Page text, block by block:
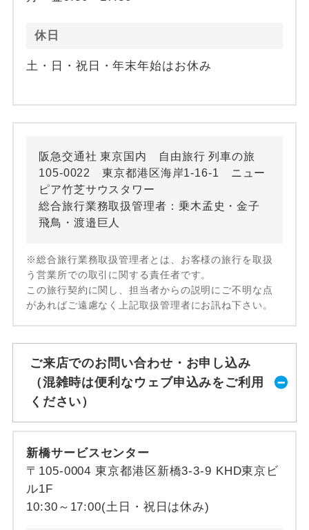
休日
土・日・祝日・年末年始はお休み
阪急交通社 東京国内 自由旅行 列車の旅
105-0022 東京都港区海岸1-16-1 ニュー
ピア竹芝サウスタワー
総合旅行業務取扱管理者：乗木孟史・金子
飛鳥・渡邉巨人
※総合旅行業務取扱管理者とは、お客様の旅行を取扱
う営業所での取引に関する責任者です。
この旅行契約に関し、担当者からの説明にご不明な点
があればご遠慮なく上記取扱管理者にお訊ね下さい。
ご来店でのお問い合わせ・お申し込み
（混雑時は便利なウェブ申込みをご利用
ください）
新橋サービスセンター
〒105-0004 東京都港区新橋3-3-9 KHD東京ビ
ル1F
10:30～17:00(土日・祝日は休み)